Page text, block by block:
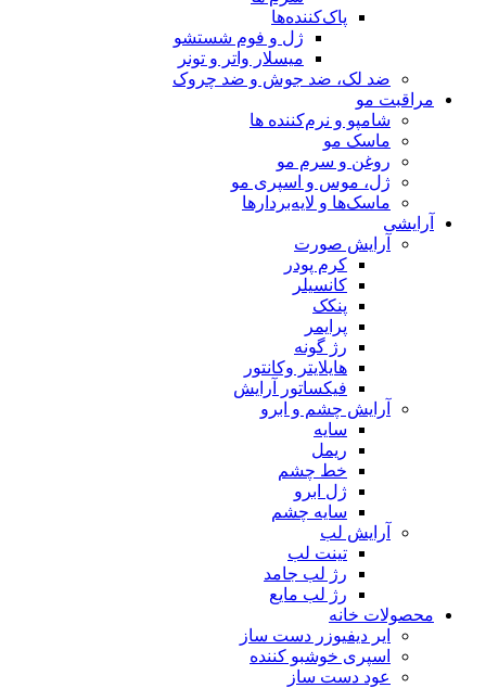
پاک‌کننده‌ها
ژل و فوم شستشو
میسلار واتر و تونر
ضد لک، ضد جوش و ضد چروک
مراقبت مو
شامپو و نرم‌کننده ها
ماسک مو
روغن و سرم مو
ژل، موس و اسپری مو
ماسک‌ها و لایه‌بردارها
آرایشی
آرایش صورت
کرم پودر
کانسیلر
پنکک
پرایمر
رژ گونه
هایلایتر وکانتور
فیکساتور آرایش
آرایش چشم و ابرو
سایه
ریمل
خط چشم
ژل ابرو
سایه چشم
آرایش لب
تینت لب
رژ لب جامد
رژ لب مایع
محصولات خانه
ایر دیفیوزر دست ساز
اسپری خوشبو کننده
عود دست ساز